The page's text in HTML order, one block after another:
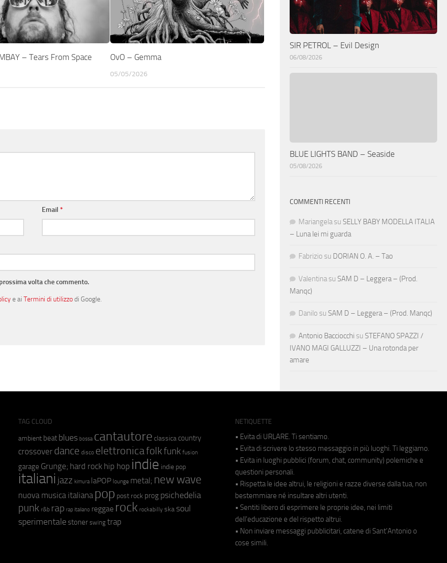
– Tears From Space OvO – Gemma
05/05/2026
Email*
volta che commento.
e ai Termini di utilizzodi Google.
SIR PETROL – Evil Design
06/08/2026
BLUE LIGHTS BAND – Seaside
05/08/2026
COMMENTI RECENTI
Mariangela su SELLY BABY MODELLA ITALIA
– Luna lei mi guarda
Fabrizio su DORIAN O. A. – Tao
Valentina su SAM D – Leggera – (Prod.
Manqc)
Danilo su SAM D – Leggera – (Prod. Manqc)
Antonio Bacciocchi su STEFANO SPAZZI /
IVANO MAGI GALLUZZI – Una rotonda per
amare
TAG CLOUD
ambient beat blues bossa cantautore classica country
crossover dance disco elettronicafolkfunk fusion
garage Grunge; hard rock hip hop indie indie pop
italiani jazz kimura laPOP lounge metal; new wave
nuova musica italiana pop post rock prog psichedelia
punk r&b rap rap italiano reggae rock rockabilly ska soul
sperimentale stoner swing trap
NETIQUETTE
• Evita di URLARE. Ti sentiamo.
• Evita di scrivere lo stesso messaggio in più luoghi. Ti leggiamo.
• Evita in luoghi pubblici (forum, chat, community) polemiche e
questioni personali.
• Rispetta le idee altrui, le religioni e razze diverse dalla tua, non
bestemmiare né insultare altri utenti.
• Sentiti libero di esprimere le proprie idee, nei limiti
dell'educazione e del rispetto altrui.
• Non inviare messaggi pubblicitari, catene di Sant'Antonio o
cose simili.